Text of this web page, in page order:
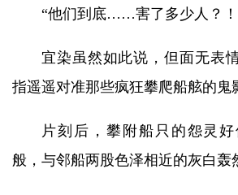
“他们到底……害了多少人？！
宜染虽然如此说，但面无表
指遥遥对准那些疯狂攀爬船舷的鬼
片刻后，攀附船只的怨灵
般，与邻船两股色泽相近的灰白轰